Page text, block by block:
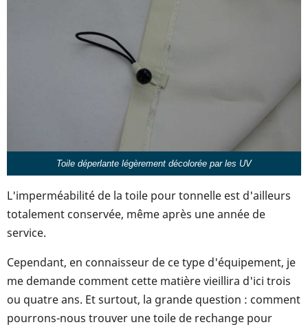
Toile déperlante légèrement décolorée par les UV
L'imperméabilité de la toile pour tonnelle est d'ailleurs
totalement conservée, même après une année de
service.
Cependant, en connaisseur de ce type d'équipement, je
me demande comment cette matière vieillira d'ici trois
ou quatre ans. Et surtout, la grande question : comment
pourrons-nous trouver une toile de rechange pour